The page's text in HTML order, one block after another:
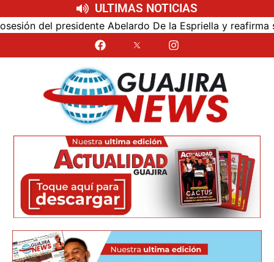
ULTIMAS NOTICIAS
del presidente Abelardo De la Espriella y reafirma su